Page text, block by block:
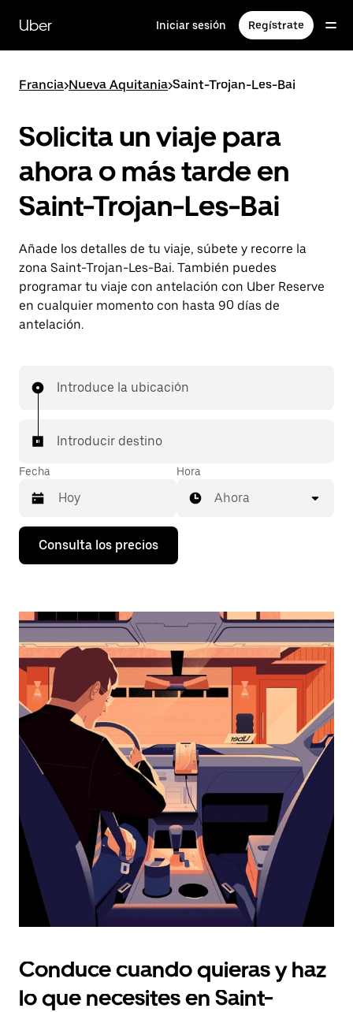
contenido
principal
Uber Iniciar sesión Regístrate
Francia>Nueva Aquitania>Saint-Trojan-Les-Bai
Solicita un viaje para
ahora o más tarde en
Saint-Trojan-Les-Bai
Añade los detalles de tu viaje, súbete y recorre la
zona Saint-Trojan-Les-Bai. También puedes
programar tu viaje con antelación con Uber Reserve
en cualquier momento con hasta 90 días de
antelación.
Introduce la ubicación
Introducir destino
Fecha
Pulsa
flecha
abrir
calendario
seleccionar
una
fecha.
Pulsa
el
botón
escape
el
calendario.
Hora
Ahora
Consulta los precios
Conduce cuando quieras y haz
lo que necesites en Saint-